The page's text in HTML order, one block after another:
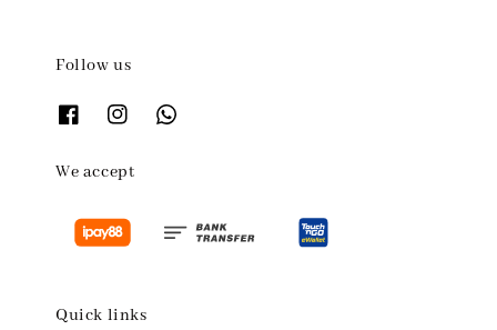
Follow us
We accept
Quick links